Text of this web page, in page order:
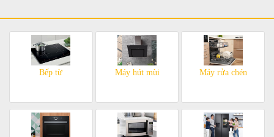
Bếp từ Máy hút mùi Máy rửa chén